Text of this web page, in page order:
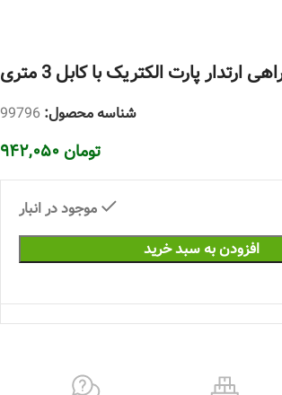
ارتدار پارت الکتریک با کابل 3 متری
شناسه محصول: 99796
تومان
موجود در انبار
افزودن به سبد خرید